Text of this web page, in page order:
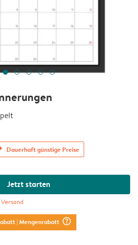
Dauerhaft günstige Preise
Jetzt starten
Versand
| Mengenrabatt question_mark_circle